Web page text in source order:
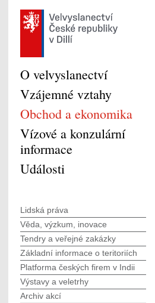
O velvyslanectví
Vzájemné vztahy
Obchod a ekonomika
Vízové a konzulární
informace
Události
Lidská práva
Věda, výzkum, inovace
Tendry a veřejné zakázky
Základní informace o teritoriích
Platforma českých firem v Indii
Výstavy a veletrhy
Archiv akcí